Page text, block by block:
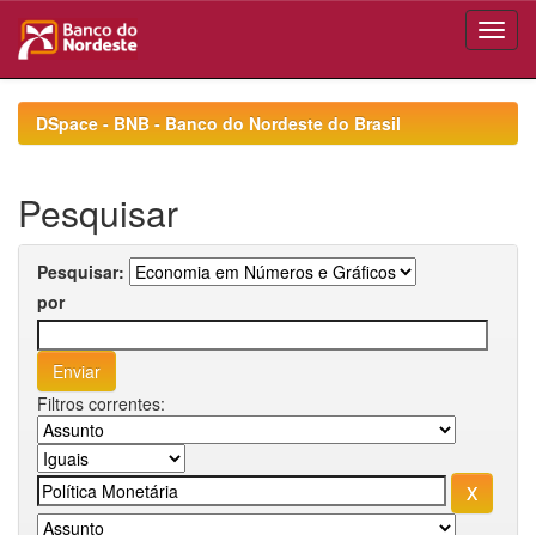
navigationDSpace - BNB - Banco do Nordeste do Brasil
Pesquisar
Pesquisar:
por
Filtros correntes: